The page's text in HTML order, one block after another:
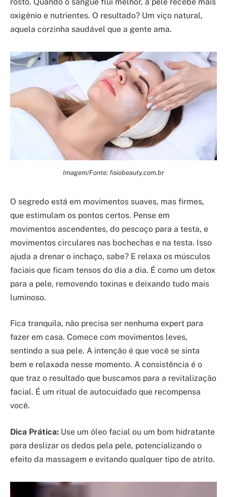
oxigênio e nutrientes. O resultado? Um viço natural,
aquela corzinha saudável que a gente ama.
Imagem/Fonte: fisiobeauty.com.br
O segredo está em movimentos suaves, mas firmes,
que estimulam os pontos certos. Pense em
movimentos ascendentes, do pescoço para a testa, e
movimentos circulares nas bochechas e na testa. Isso
ajuda a drenar o inchaço, sabe? E relaxa os músculos
faciais que ficam tensos do dia a dia. É como um detox
para a pele, removendo toxinas e deixando tudo mais
luminoso.
Fica tranquila, não precisa ser nenhuma expert para
fazer em casa. Comece com movimentos leves,
sentindo a sua pele. A intenção é que você se sinta
bem e relaxada nesse momento. A consistência é o
que traz o resultado que buscamos para a revitalização
facial. É um ritual de autocuidado que recompensa
você.
Dica Prática: Use um óleo facial ou um bom hidratante
para deslizar os dedos pela pele, potencializando o
efeito da massagem e evitando qualquer tipo de atrito.